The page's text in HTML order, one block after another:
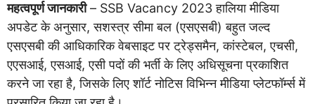
महत्वपूर्ण जानकारी– SSB Vacancy 2023 हालिया मीडिया
अपडेट के अनुसार, सशस्त्र सीमा बल (एसएसबी) बहुत जल्द
एसएसबी की आधिकारिक वेबसाइट पर ट्रेड्समैन, कांस्टेबल, एचसी,
एएसआई, एसआई, एसी पदों की भर्ती के लिए अधिसूचना प्रकाशित
करने जा रहा है, जिसके लिए शॉर्ट नोटिस विभिन्न मीडिया प्लेटफॉर्म्स में